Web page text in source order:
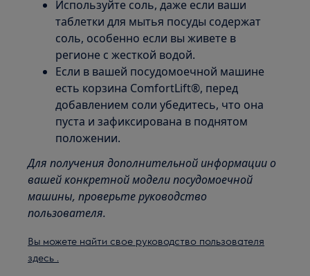
Используйте соль, даже если ваши
таблетки для мытья посуды содержат
соль, особенно если вы живете в
регионе с жесткой водой.
Если в вашей посудомоечной машине
есть корзина ComfortLift®, перед
добавлением соли убедитесь, что она
пуста и зафиксирована в поднятом
положении.
Для получения дополнительной информации о
вашей конкретной модели посудомоечной
машины, проверьте руководство
пользователя.
Вы можете найти свое руководство пользователя
здесь .